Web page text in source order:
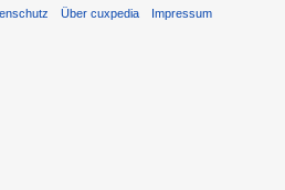
Über cuxpedia Impressum